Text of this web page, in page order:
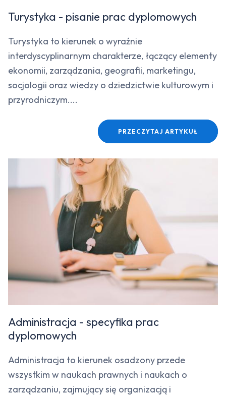
Turystyka - pisanie prac dyplomowych
Turystyka to kierunek o wyraźnie
interdyscyplinarnym charakterze, łączący elementy
ekonomii, zarządzania, geografii, marketingu,
socjologii oraz wiedzy o dziedzictwie kulturowym i
przyrodniczym....
PRZECZYTAJ ARTYKUŁ
Administracja - specyfika prac
dyplomowych
Administracja to kierunek osadzony przede
wszystkim w naukach prawnych i naukach o
zarządzaniu, zajmujący się organizacją i